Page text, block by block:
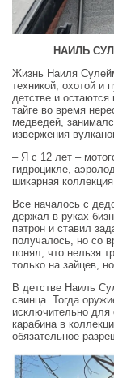
НАИЛЬ
Жизнь Наиля
техникой, охотой и
детстве и
тайге во время
медведей,
извержения
– Я с 12 лет –
гидроцикле,
шикарная
Все началось с
держал в руках
патрон и ставил
получалось, но со
понял, что нельзя
только на зайцев,
В детстве Наиль
свинца. Тогда
исключительно для
карабина в
обязательное